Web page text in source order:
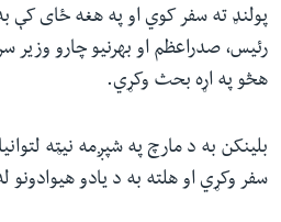
پولنډ ته سفر کوي او په هغه ځای کې
رئیس، صدراعظم او بهرنیو چارو وزیر
هڅو په اړه بحث وکړي.
بلینکن به د مارچ په شپږمه نیټه
سفر وکړي او هلته به د یادو هیوادونو